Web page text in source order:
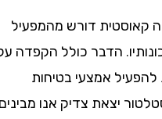
דורש מהמפעיל
הדבר כולל הקפדה על
אמצעי בטיחות
יצאת צדיק אנו מבינים